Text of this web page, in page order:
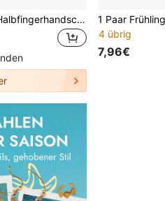
1 Paar Punk-Stil Halbfingerhandschuhe, Outdoor Fahrrad Motorrad Handschuhe für den Sommer
4 übrig
7,96€